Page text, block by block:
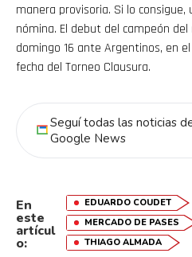
manera provisoria. Si lo
nómina. El debut del campeón
domingo 16 ante Argentinos, en
fecha del Torneo Clausura.
Seguí todas las noticias
Google News
En
este
artícul
o:
EDUARDO COUDET
MERCADO DE PASES
THIAGO ALMADA